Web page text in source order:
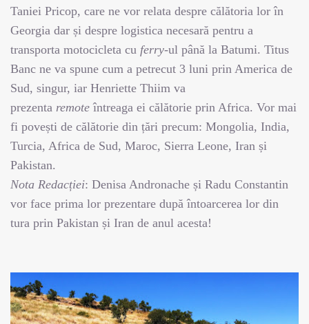
Taniei Pricop, care ne vor relata despre călătoria lor în
Georgia dar și despre logistica necesară pentru a
transporta motocicleta cu ferry-ul până la Batumi. Titus
Banc ne va spune cum a petrecut 3 luni prin America de
Sud, singur, iar Henriette Thiim va
prezenta remote întreaga ei călătorie prin Africa. Vor mai
fi povești de călătorie din țări precum: Mongolia, India,
Turcia, Africa de Sud, Maroc, Sierra Leone, Iran și
Pakistan.
Nota Redacției: Denisa Andronache și Radu Constantin
vor face prima lor prezentare după întoarcerea lor din
tura prin Pakistan și Iran de anul acesta!